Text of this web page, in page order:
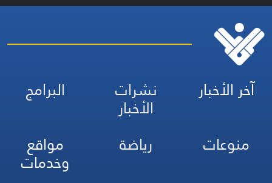
آخر الأخبار نشرات
الأخبار
البرامج
منوعات
رياضة مواقع
وخدمات